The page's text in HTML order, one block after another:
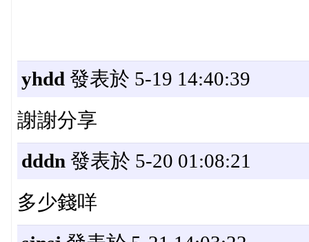
yhdd 發表於 5-19 14:40:39
謝謝分享
dddn 發表於 5-20 01:08:21
多少錢咩